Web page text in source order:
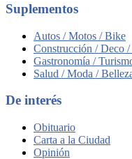
Suplementos
Autos / Motos / Bike
Construcción / Deco /
Gastronomía /
Salud / Moda /
De interés
Obituario
Carta a la Ciudad
Opinión